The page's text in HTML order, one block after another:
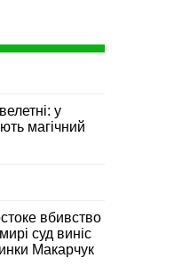
у
магічний
вбивство
суд виніс
Макарчук